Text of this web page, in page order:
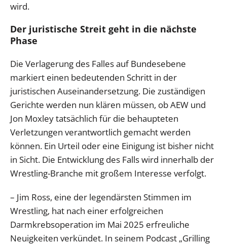
wird.
Der juristische Streit geht in die nächste
Phase
Die Verlagerung des Falles auf Bundesebene
markiert einen bedeutenden Schritt in der
juristischen Auseinandersetzung. Die zuständigen
Gerichte werden nun klären müssen, ob AEW und
Jon Moxley tatsächlich für die behaupteten
Verletzungen verantwortlich gemacht werden
können. Ein Urteil oder eine Einigung ist bisher nicht
in Sicht. Die Entwicklung des Falls wird innerhalb der
Wrestling-Branche mit großem Interesse verfolgt.
– Jim Ross, eine der legendärsten Stimmen im
Wrestling, hat nach einer erfolgreichen
Darmkrebsoperation im Mai 2025 erfreuliche
Neuigkeiten verkündet. In seinem Podcast „Grilling